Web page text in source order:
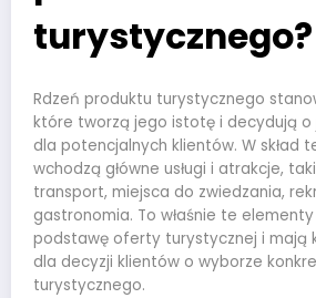
turystycznego?
Rdzeń produktu turystycznego
które tworzą jego istotę i decydują
dla potencjalnych klientów. W skład
wchodzą główne usługi i atrakcje,
transport, miejsca do zwiedzania,
gastronomia. To właśnie te
podstawę oferty turystycznej i mają
dla decyzji klientów o wyborze
turystycznego.